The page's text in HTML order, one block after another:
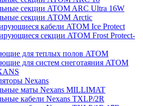
секции ATOM ARC Ultra 16W
секции АТОМ Arctic
кабели ATOM Ice Protect
секции ATOM Frost Protect-
для теплых полов ATOM
для систем снеготаяния ATOM
Nexans
маты Nexans MILLIMAT
кабели Nexans TXLP/2R